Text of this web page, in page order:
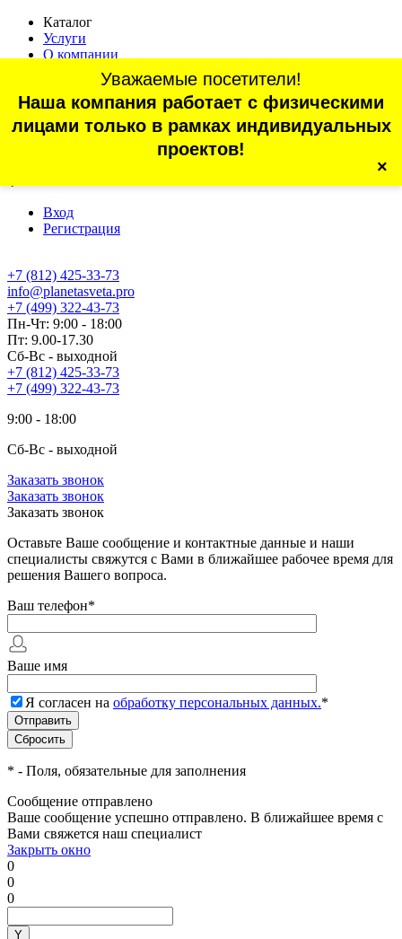
Каталог
Услуги
О компании
Статьи
Контакты
Отзывы
г. Санкт-Петербург, проспект Обуховской Обороны, 70, корп.
Вход
Регистрация
+7 (812) 425-33-73
Уважаемые посетители!
Наша компания работает с физическими
лицами только в рамках индивидуальных
проектов!
×
info@planetasveta.pro
+7 (499) 322-43-73
Пн-Чт: 9:00 - 18:00
Пт: 9.00-17.30
Сб-Вс - выходной
+7 (812) 425-33-73
+7 (499) 322-43-73
9:00 - 18:00
Сб-Вс - выходной
Заказать звонок
Заказать звонок
Заказать звонок
Оставьте Ваше сообщение и контактные данные и наши
специалисты свяжутся с Вами в ближайшее рабочее время для
решения Вашего вопроса.
Ваш телефон*
Ваше имя
Я согласен на обработку персональных данных.*
* - Поля, обязательные для заполнения
Сообщение отправлено
Ваше сообщение успешно отправлено. В ближайшее время с
Вами свяжется наш специалист
Закрыть окно
0
0
0